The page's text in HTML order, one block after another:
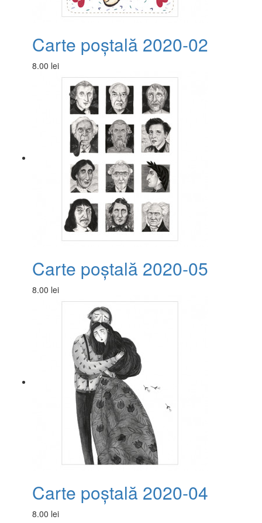
Carte poștală 2020-02
8.00 lei
Carte poștală 2020-05
8.00 lei
Carte poștală 2020-04
8.00 lei